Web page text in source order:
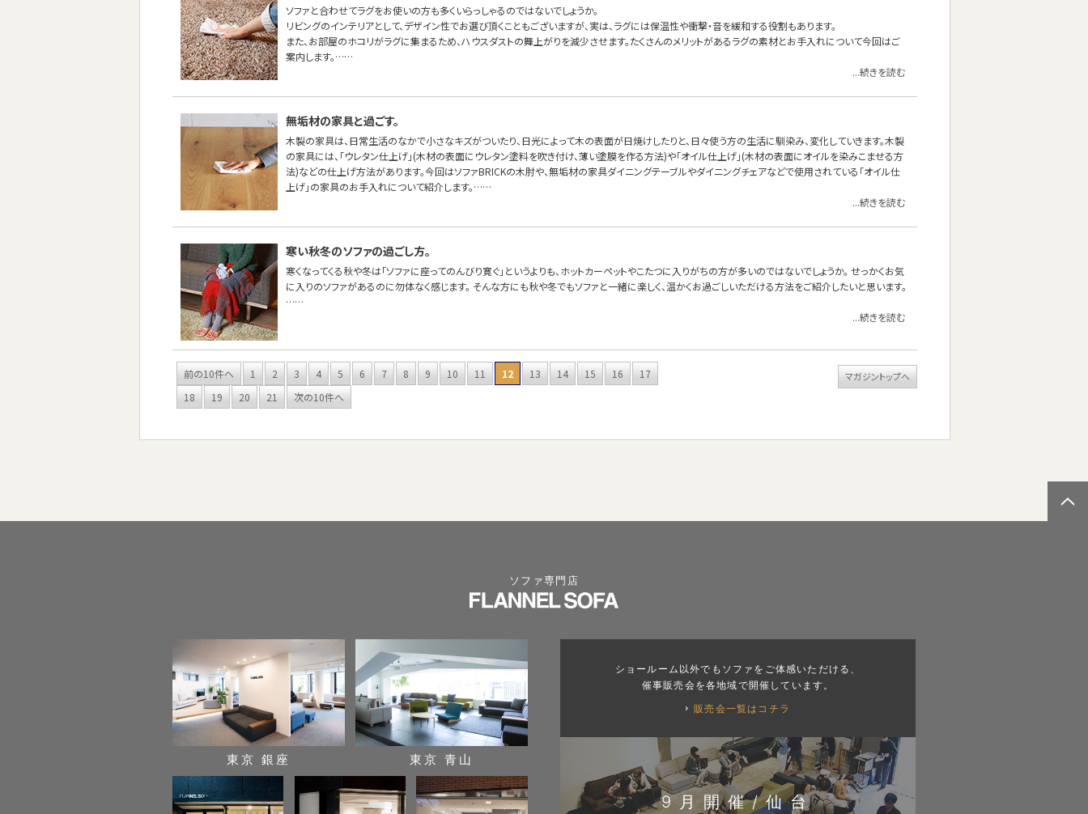
ソファと合わせてラグをお使いの方も多くいらっしゃるのではないでしょうか。
リビングのインテリアとして、デザイン性でお選び頂くこともございますが、実は、ラグには保温性や衝撃・音を緩和する役割もあります。
また、お部屋のホコリがラグに集まるため、ハウスダストの舞上がりを減少させます。たくさんのメリットがあるラグの素材とお手入れについて今回はご
案内します。……
...続きを読む
無垢材の家具と過ごす。
木製の家具は、日常生活のなかで小さなキズがついたり、日光によって木の表面が日焼けしたりと、日々使う方の生活に馴染み、変化していきます。木製
の家具には、「ウレタン仕上げ」(木材の表面にウレタン塗料を吹き付け、薄い塗膜を作る方法)や「オイル仕上げ」(木材の表面にオイルを染みこませる方
法)などの仕上げ方法があります。今回はソファBRICKの木肘や、無垢材の家具ダイニングテーブルやダイニングチェアなどで使用されている「オイル仕
上げ」の家具のお手入れについて紹介します。……
...続きを読む
寒い秋冬のソファの過ごし方。
寒くなってくる秋や冬は「ソファに座ってのんびり寛ぐ」というよりも、ホットカーペットやこたつに入りがちの方が多いのではないでしょうか。 せっかくお気
に入りのソファがあるのに勿体なく感じます。 そんな方にも秋や冬でもソファと一緒に楽しく、温かくお過ごしいただける方法をご紹介したいと思います。
……
...続きを読む
前の10件へ 1 2 3 4 5 6 7 8 9 10 11 12 13 14 15 16
17
18
19 20 21 次の10件へ
マガジントップへ
ソファ専門店
東京 銀座 東京 青山
ショールーム以外でもソファをご体感いただける、
催事販売会を各地域で開催しています。
販売会一覧はコチラ
9月開催/仙台